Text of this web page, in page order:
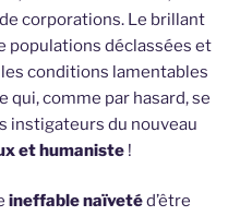
corporations. Le brillant
populations déclassées et
conditions lamentables
qui, comme par hasard, se
instigateurs du nouveau
et humaniste !
ineffable naïvetéd’être